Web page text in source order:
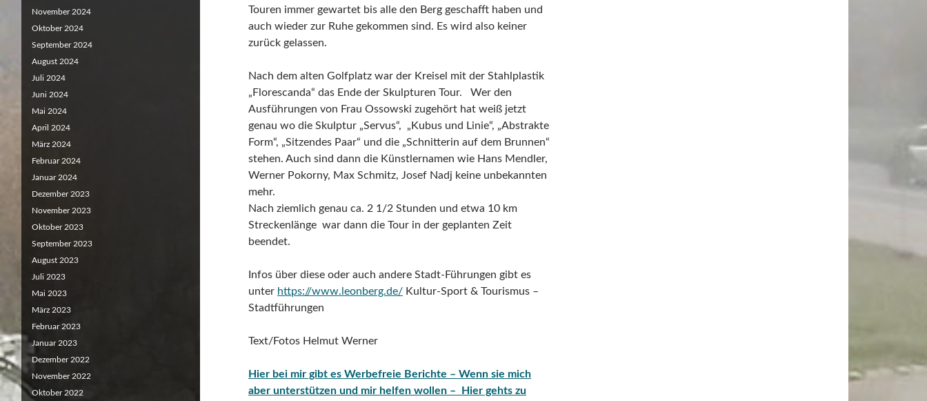
Touren immer gewartet bis alle den Berg geschafft haben und
auch wieder zur Ruhe gekommen sind. Es wird also keiner
zurück gelassen.
Nach dem alten Golfplatz war der Kreisel mit der Stahlplastik
„Florescanda“ das Ende der Skulpturen Tour. Wer den
Ausführungen von Frau Ossowski zugehört hat weiß jetzt
genau wo die Skulptur „Servus“, „Kubus und Linie“, „Abstrakte
Form“, „Sitzendes Paar“ und die „Schnitterin auf dem Brunnen“
stehen. Auch sind dann die Künstlernamen wie Hans Mendler,
Werner Pokorny, Max Schmitz, Josef Nadj keine unbekannten
mehr.
Nach ziemlich genau ca. 2 1/2 Stunden und etwa 10 km
Streckenlänge war dann die Tour in der geplanten Zeit
beendet.
Infos über diese oder auch andere Stadt-Führungen gibt es
unter https://www.leonberg.de/ Kultur-Sport & Tourismus –
Stadtführungen
Text/Fotos Helmut Werner
Hier bei mir gibt es Werbefreie Berichte – Wenn sie mich
aber unterstützen und mir helfen wollen – Hier gehts zu
November 2024
Oktober 2024
September 2024
August 2024
Juli 2024
Juni 2024
Mai 2024
April 2024
März 2024
Februar 2024
Januar 2024
Dezember 2023
November 2023
Oktober 2023
September 2023
August 2023
Juli 2023
Mai 2023
März 2023
Februar 2023
Januar 2023
Dezember 2022
November 2022
Oktober 2022